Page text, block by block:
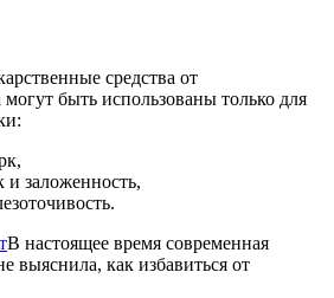
средства от
могут быть использованы только для
и заложенность,
В настоящее время современная
выяснила, как избавиться от